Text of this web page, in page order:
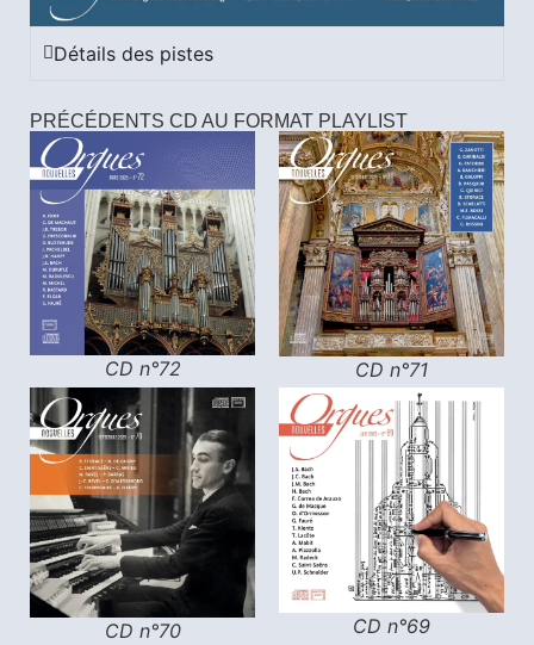
Détails des pistes
PRÉCÉDENTS CD AU FORMAT PLAYLIST
CD n°72 CD n°71
CD n°70 CD n°69